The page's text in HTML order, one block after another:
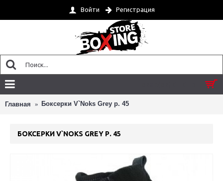
Войти Регистрация
Главная Боксерки V`Noks Grey р. 45
БОКСЕРКИ V`NOKS GREY Р. 45